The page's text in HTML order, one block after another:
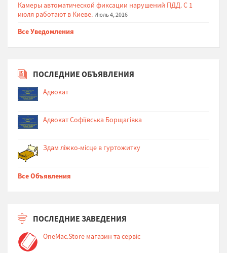
Камеры автоматической фиксации нарушений ПДД. С 1
июля работают в Киеве. Июль 4, 2016
Все Уведомления
ПОСЛЕДНИЕ ОБЪЯВЛЕНИЯ
Адвокат
Адвокат Софіївська Борщагівка
Здам ліжко-місце в гуртожитку
Все Объявления
ПОСЛЕДНИЕ ЗАВЕДЕНИЯ
OneMac.Store магазин та сервіс